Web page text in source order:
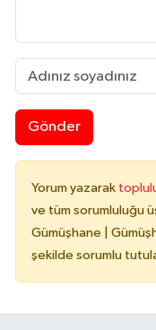
Gönder
Yorum yazarak
ve tüm sorumluluğu
Gümüşhane |
şekilde sorumlu